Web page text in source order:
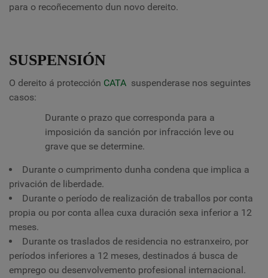
para o recoñecemento dun novo dereito.
SUSPENSIÓN
O dereito á protección CATA suspenderase nos seguintes
casos:
Durante o prazo que corresponda para a
imposición da sanción por infracción leve ou
grave que se determine.
Durante o cumprimento dunha condena que implica a
privación de liberdade.
Durante o período de realización de traballos por conta
propia ou por conta allea cuxa duración sexa inferior a 12
meses.
Durante os traslados de residencia no estranxeiro, por
períodos inferiores a 12 meses, destinados á busca de
emprego ou desenvolvemento profesional internacional.